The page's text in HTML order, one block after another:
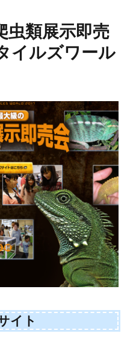
虫類展示即売
イルズワール
イト